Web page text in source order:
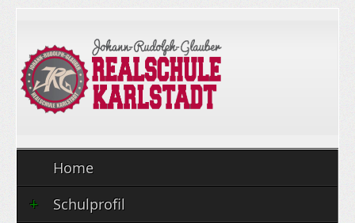
Home
Schulprofil